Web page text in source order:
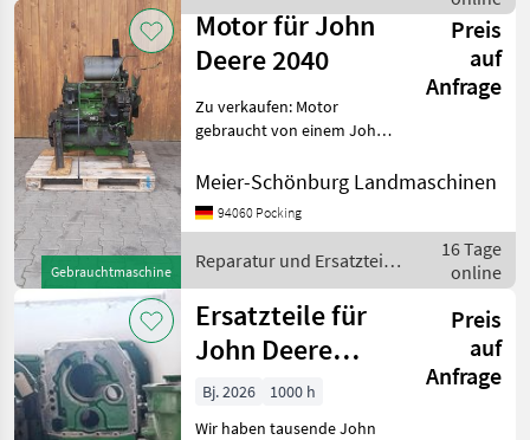
/ John Deere
Gebrauchtmaschine
Motor für John
Deere 2040
Preis
auf
Anfrage
Zu verkaufen: Motor
gebraucht von einem John
2040, 2250, 2450. Passt
teilweise auch in 2140, 2250,
2650, 2850 Wir sind Händler
Meier-Schönburg Landmaschinen
94060 Pocking
Reparatur und Ersatzteile
/ John Deere
16 Tage
online
Ersatzteile für
John Deere
Getriebe
Preis
auf
Anfrage
Bj. 2026
1000 h
Wir haben tausende John